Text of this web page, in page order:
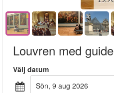
Louvren med guide
Välj datum
sön, 9 aug 2026